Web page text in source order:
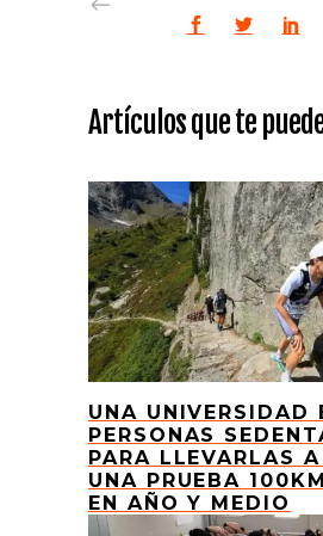
Artículos que te
UNA UNIVERSIDAD
PERSONAS
PARA LLEVARLAS A
UNA PRUEBA
EN AÑO Y MEDIO